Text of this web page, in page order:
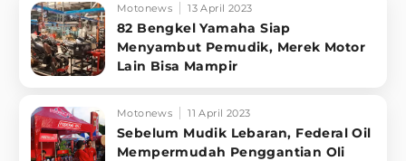
Motonews 13 April 2023
82 Bengkel Yamaha Siap
Menyambut Pemudik, Merek Motor
Lain Bisa Mampir
Motonews 11 April 2023
Sebelum Mudik Lebaran, Federal Oil
Mempermudah Penggantian Oli